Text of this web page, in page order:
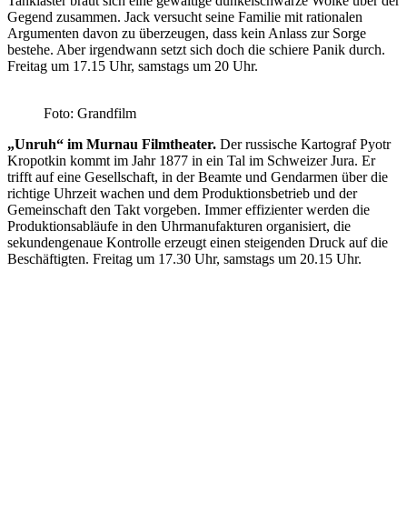
Gegend zusammen. Jack versucht seine Familie mit rationalen
Argumenten davon zu überzeugen, dass kein Anlass zur Sorge
bestehe. Aber irgendwann setzt sich doch die schiere Panik durch.
Freitag um 17.15 Uhr, samstags um 20 Uhr.
Foto: Grandfilm
„Unruh“ im Murnau Filmtheater. Der russische Kartograf Pyotr
Kropotkin kommt im Jahr 1877 in ein Tal im Schweizer Jura. Er
trifft auf eine Gesellschaft, in der Beamte und Gendarmen über die
richtige Uhrzeit wachen und dem Produktionsbetrieb und der
Gemeinschaft den Takt vorgeben. Immer effizienter werden die
Produktionsabläufe in den Uhrmanufakturen organisiert, die
sekundengenaue Kontrolle erzeugt einen steigenden Druck auf die
Beschäftigten. Freitag um 17.30 Uhr, samstags um 20.15 Uhr.